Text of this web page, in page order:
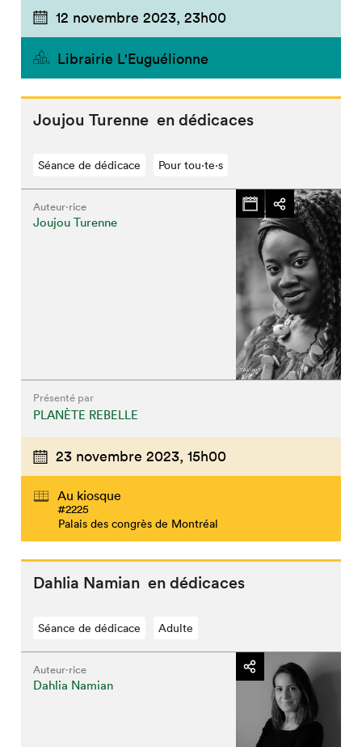
12 novembre 2023, 23h00
Librairie L'Euguélionne
Joujou Turenne en dédicaces
Séance de dédicace Pour tou⋅te⋅s
Auteur·rice
Joujou Turenne
Présenté par
PLANÈTE REBELLE
23 novembre 2023, 15h00
Au kiosque
#2225
Palais des congrès de Montréal
Dahlia Namian en dédicaces
Séance de dédicace Adulte
Auteur·rice
Dahlia Namian